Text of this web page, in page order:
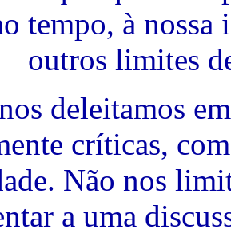
tempo, à nossa
outros limites
deleitamos
críticas,
Não nos
a uma